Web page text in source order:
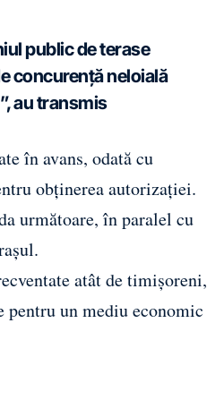
public de terase
concurență neloială
au transmis
în avans, odată cu
obținerea autorizației.
următoare, în paralel cu
atât de timișoreni,
un mediu economic